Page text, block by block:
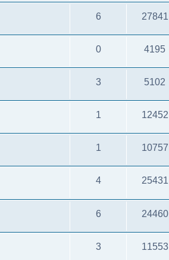
6 27841
0 4195
3 5102
1 12452
1 10757
4 25431
6 24460
3 11553